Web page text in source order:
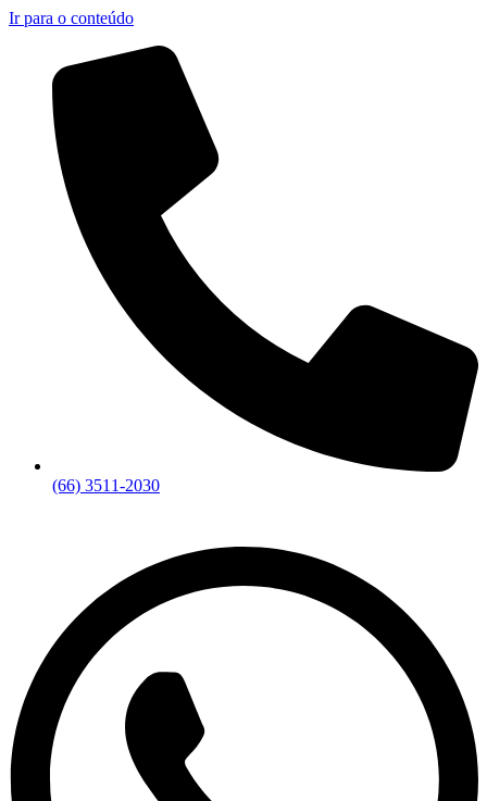
Ir para o conteúdo
(66) 3511-2030